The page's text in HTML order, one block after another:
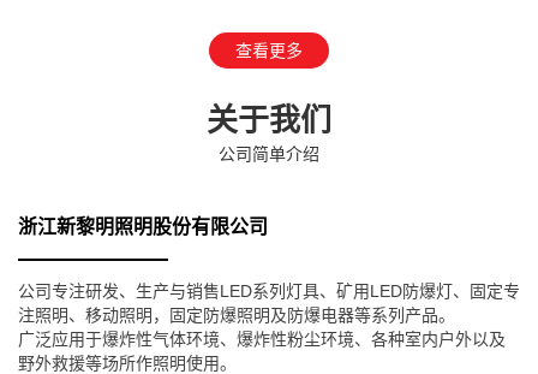
查看更多
关于我们
公司简单介绍
浙江新黎明照明股份有限公司
公司专注研发、生产与销售LED系列灯具、矿用LED防爆灯、固定专
注照明、移动照明，固定防爆照明及防爆电器等系列产品。
广泛应用于爆炸性气体环境、爆炸性粉尘环境、各种室内户外以及
野外救援等场所作照明使用。